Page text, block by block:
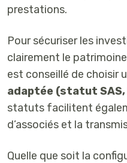
prestations.
Pour sécuriser les
clairement le
est conseillé de choisir
adaptée (statut SAS,
statuts facilitent
d’associés et la
Quelle que soit la